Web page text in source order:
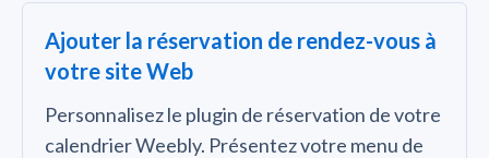
Ajouter la réservation de rendez-vous à
votre site Web
Personnalisez le plugin de réservation de votre
calendrier Weebly. Présentez votre menu de